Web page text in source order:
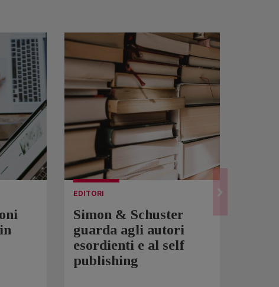
EDITORI
Simon & Schuster
guarda agli autori
esordienti e al self
publishing